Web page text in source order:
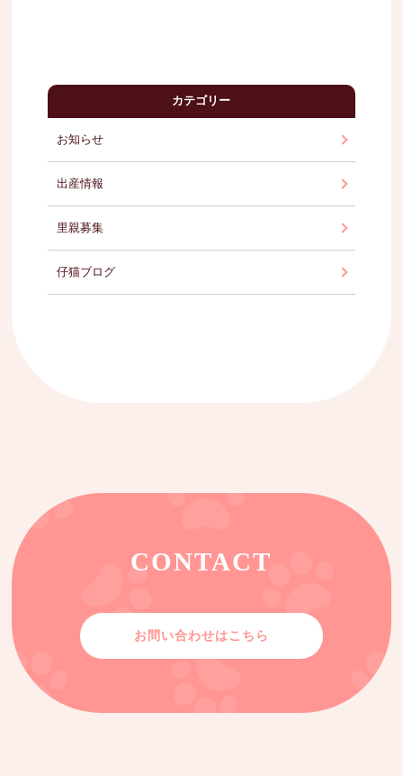
カテゴリー
お知らせ
出産情報
里親募集
仔猫ブログ
CONTACT
お問い合わせはこちら